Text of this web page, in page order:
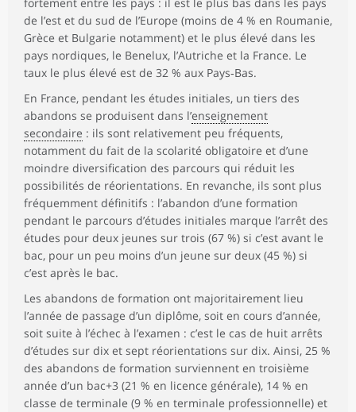
fortement entre les pays : il est le plus bas dans les pays
de l’est et du sud de l’Europe (moins de 4 % en Roumanie,
Grèce et Bulgarie notamment) et le plus élevé dans les
pays nordiques, le Benelux, l’Autriche et la France. Le
taux le plus élevé est de 32 % aux Pays‑Bas.
En France, pendant les études initiales, un tiers des
abandons se produisent dans l’enseignement
secondaire : ils sont relativement peu fréquents,
notamment du fait de la scolarité obligatoire et d’une
moindre diversification des parcours qui réduit les
possibilités de réorientations. En revanche, ils sont plus
fréquemment définitifs : l’abandon d’une formation
pendant le parcours d’études initiales marque l’arrêt des
études pour deux jeunes sur trois (67 %) si c’est avant le
bac, pour un peu moins d’un jeune sur deux (45 %) si
c’est après le bac.
Les abandons de formation ont majoritairement lieu
l’année de passage d’un diplôme, soit en cours d’année,
soit suite à l’échec à l’examen : c’est le cas de huit arrêts
d’études sur dix et sept réorientations sur dix. Ainsi, 25 %
des abandons de formation surviennent en troisième
année d’un bac+3 (21 % en licence générale), 14 % en
classe de terminale (9 % en terminale professionnelle) et